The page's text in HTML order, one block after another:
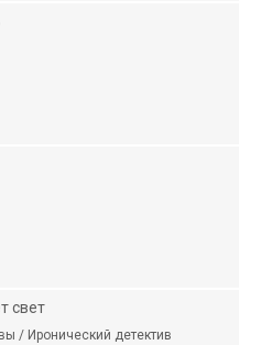
свет
/ Иронический детектив